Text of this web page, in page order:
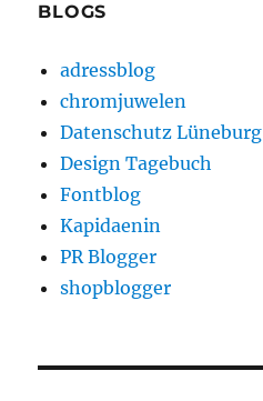
BLOGS
adressblog
chromjuwelen
Datenschutz Lüneburg
Design Tagebuch
Fontblog
Kapidaenin
PR Blogger
shopblogger